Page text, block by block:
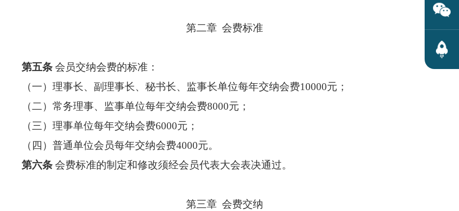
第二章 会费标准
第五条 会员交纳会费的标准：
（一） 理事长、 副理事长、 秘书长、监事长单位每年交纳会费10000元；
（二）常务理事、 监事单位每年交纳会费8000元；
（三）理事单位每年交纳会费6000元；
（四）普通单位会员每年交纳会费4000元。
第六条 会费标准的制定和修改须经会员代表大会表决通过。
第三章 会费交纳